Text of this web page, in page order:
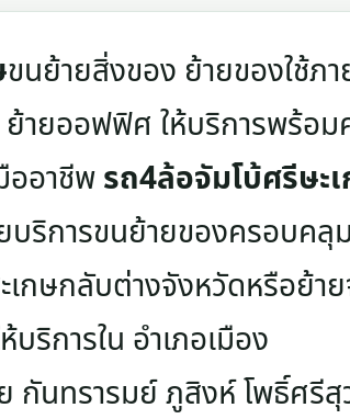
ขนย้ายสิ่งของ ย้ายของใช้ภ
ย้ายออฟฟิศ ให้บริการพร้
ออาชีพรถ4ล้อจัมโบ้ศรีษะ
ริการขนย้ายของครอบค
กษกลับต่างจังหวัดหรือย้า
บริการใน อำเภอเมือง
กันทรารมย์ ภูสิงห์ โพธิ์ศรี